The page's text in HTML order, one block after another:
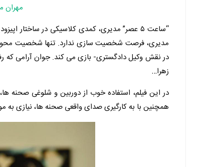
مهران
“ساعت ۵ عصر” مدیری، کمدی کلاسیکی در
مدیری، فرصت شخصیت سازی ندارد. تنها شخصیت
در نقش وکیل دادگستری- بازی می کند. جوان آرامی که
زهرا…
در این فیلم، استفاده خوب از دوربین و شلوغی صحنه
همچنین با به کارگیری صدای واقعی صحنه ها، نیازی